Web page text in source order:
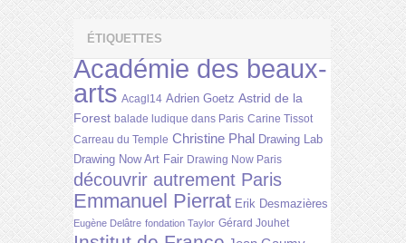
ÉTIQUETTES
Académie des beaux-
arts Acagl14 Adrien Goetz Astrid de la
Forest balade ludique dans Paris Carine Tissot
Carreau du Temple Christine Phal Drawing Lab
Drawing Now Art Fair Drawing Now Paris
découvrir autrement Paris
Emmanuel Pierrat Erik Desmazières
Eugène Delâtre fondation Taylor Gérard Jouhet